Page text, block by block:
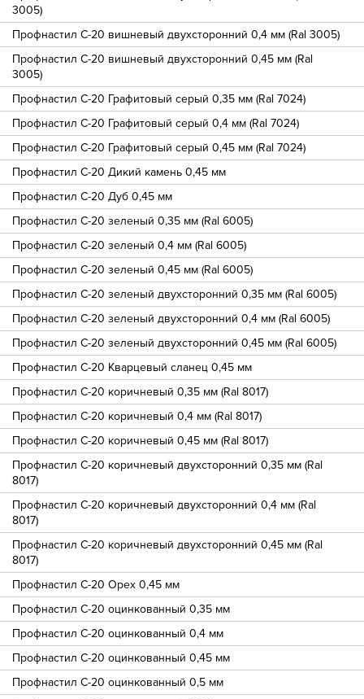
3005)
Профнастил С-20 вишневый двухсторонний 0,4 мм (Ral 3005)
Профнастил С-20 вишневый двухсторонний 0,45 мм (Ral
3005)
Профнастил С-20 Графитовый серый 0,35 мм (Ral 7024)
Профнастил С-20 Графитовый серый 0,4 мм (Ral 7024)
Профнастил С-20 Графитовый серый 0,45 мм (Ral 7024)
Профнастил С-20 Дикий камень 0,45 мм
Профнастил С-20 Дуб 0,45 мм
Профнастил С-20 зеленый 0,35 мм (Ral 6005)
Профнастил С-20 зеленый 0,4 мм (Ral 6005)
Профнастил С-20 зеленый 0,45 мм (Ral 6005)
Профнастил С-20 зеленый двухсторонний 0,35 мм (Ral 6005)
Профнастил С-20 зеленый двухсторонний 0,4 мм (Ral 6005)
Профнастил С-20 зеленый двухсторонний 0,45 мм (Ral 6005)
Профнастил С-20 Кварцевый сланец 0,45 мм
Профнастил С-20 коричневый 0,35 мм (Ral 8017)
Профнастил С-20 коричневый 0,4 мм (Ral 8017)
Профнастил С-20 коричневый 0,45 мм (Ral 8017)
Профнастил С-20 коричневый двухсторонний 0,35 мм (Ral
8017)
Профнастил С-20 коричневый двухсторонний 0,4 мм (Ral
8017)
Профнастил С-20 коричневый двухсторонний 0,45 мм (Ral
8017)
Профнастил С-20 Орех 0,45 мм
Профнастил С-20 оцинкованный 0,35 мм
Профнастил С-20 оцинкованный 0,4 мм
Профнастил С-20 оцинкованный 0,45 мм
Профнастил С-20 оцинкованный 0,5 мм